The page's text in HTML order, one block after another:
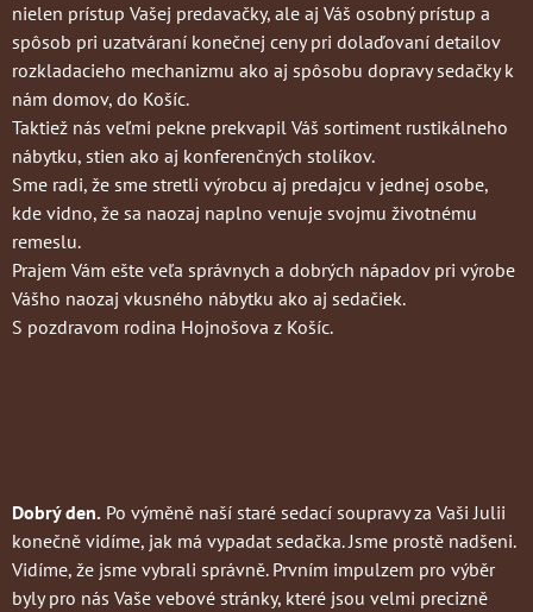
nielen prístup Vašej predavačky, ale aj Váš osobný prístup a
spôsob pri uzatváraní konečnej ceny pri dolaďovaní detailov
rozkladacieho mechanizmu ako aj spôsobu dopravy sedačky k
nám domov, do Košíc.
Taktiež nás veľmi pekne prekvapil Váš sortiment rustikálneho
nábytku, stien ako aj konferenčných stolíkov.
Sme radi, že sme stretli výrobcu aj predajcu v jednej osobe,
kde vidno, že sa naozaj naplno venuje svojmu životnému
remeslu.
Prajem Vám ešte veľa správnych a dobrých nápadov pri výrobe
Vášho naozaj vkusného nábytku ako aj sedačiek.
S pozdravom rodina Hojnošova z Košíc.
Dobrý den. Po výměně naší staré sedací soupravy za Vaši Julii
konečně vidíme, jak má vypadat sedačka. Jsme prostě nadšeni.
Vidíme, že jsme vybrali správně. Prvním impulzem pro výběr
byly pro nás Vaše vebové stránky, které jsou velmi precizně